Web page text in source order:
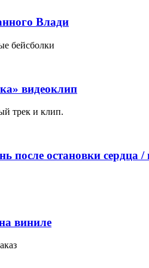
Влади
бейсболки
видеоклип
трек и клип.
после остановки сердца /
виниле